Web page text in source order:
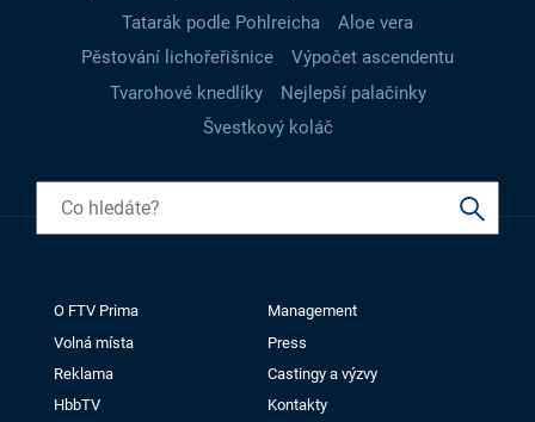
Tatarák podle Pohlreicha
Aloe vera
Pěstování lichořeřišnice
Výpočet ascendentu
Tvarohové knedlíky
Nejlepší palačinky
Švestkový koláč
O FTV Prima
Management
Volná místa
Press
Reklama
Castingy a výzvy
HbbTV
Kontakty